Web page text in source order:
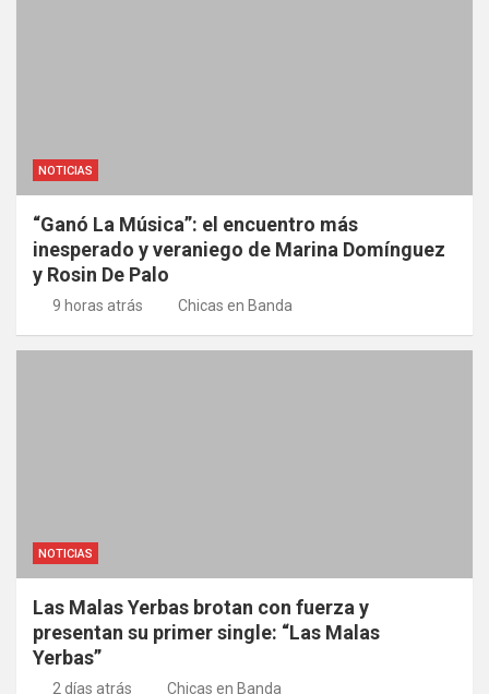
NOTICIAS
“Ganó La Música”: el encuentro más
inesperado y veraniego de Marina Domínguez
y Rosin De Palo
9 horas atrás Chicas en Banda
NOTICIAS
Las Malas Yerbas brotan con fuerza y
presentan su primer single: “Las Malas
Yerbas”
2 días atrás Chicas en Banda